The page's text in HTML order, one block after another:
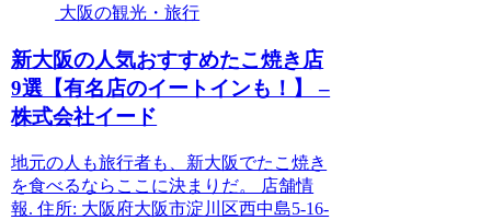
大阪の観光・旅行
新大阪の人気おすすめたこ焼き店
9選【有名店のイートインも！】 –
株式会社イード
地元の人も旅行者も、新大阪でたこ焼き
を食べるならここに決まりだ。 店舗情
報. 住所: 大阪府大阪市淀川区西中島5-16-